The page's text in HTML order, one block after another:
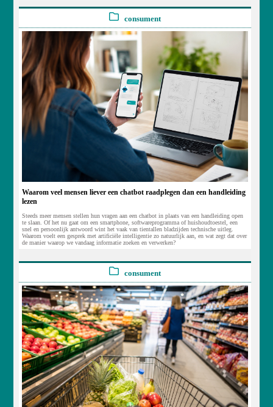
consument
Waarom veel mensen liever een chatbot raadplegen dan een handleiding
lezen
Steeds meer mensen stellen hun vragen aan een chatbot in plaats van een handleiding open
te slaan. Of het nu gaat om een smartphone, softwareprogramma of huishoudtoestel, een
snel en persoonlijk antwoord wint het vaak van tientallen bladzijden technische uitleg.
Waarom voelt een gesprek met artificiële intelligentie zo natuurlijk aan, en wat zegt dat over
de manier waarop we vandaag informatie zoeken en verwerken?
consument